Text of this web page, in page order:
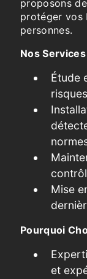
proposons
protéger vos
personnes.
Nos
Étude
Mise
Pourquoi
et